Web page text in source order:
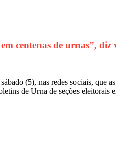
centenas de urnas”,
(5), nas redes sociais, que
de Urna de seções